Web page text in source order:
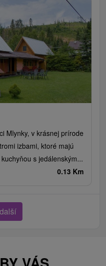
Mlynky, v krásnej prírode
izbami, ktoré majú
s jedálenským...
0.13 Km